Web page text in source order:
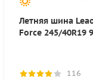
Летняя шина
Force 245/40R19
116